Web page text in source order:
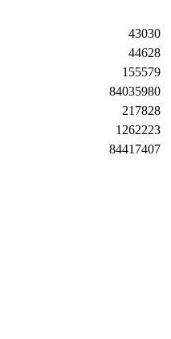
43030
44628
155579
84035980
217828
1262223
84417407